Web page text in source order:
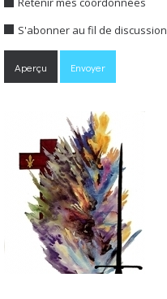
S'abonner au fil de discussion